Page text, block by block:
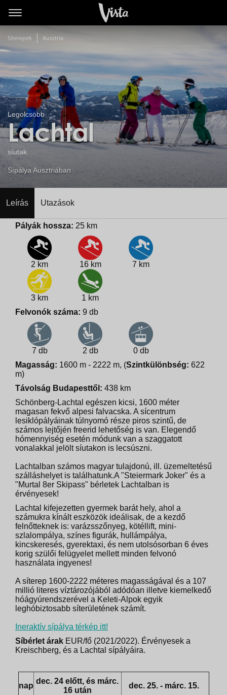
Síterepek Ausztria
Legolcsóbb
Lachtal
síutak
Sípálya Ausztriában
Leírás Utazások
Pályák hossza: 25 km
2 km 16 km 7 km
3 km
1 km
Felvonók száma: 9 db
7 db 2 db
0 db
Magasság: 1600 m - 2222 m, (Szintkülönbség: 622
m)
Távolság Budapesttől: 438 km
Schönberg-Lachtal egészen kicsi, 1600 méter
magasan fekvő alpesi falvacska. A sícentrum
lesiklópályáinak túlnyomó része piros szintű, de
számos lejtőjén freerid lehetőség is van. Elegendő
hómennyiség esetén módunk van a szaggatott
vonalakkal jelölt síutakon is lecsúszni.
Lachtalban számos magyar tulajdonú, ill. üzemeltetésű
szálláshelyet is találhatunk.A "Steiermark Joker" és a
"Murtal 8er Skipass" bérletek Lachtalban is
érvényesek!
Lachtal kifejezetten gyermek barát hely, ahol a
számukra kínált eszközök ideálisak, de a kezdő
felnőtteknek is: varázsszőnyeg, kötéllift, mini-
szlalompálya, színes figurák, hullámpálya,
kincskeresés, gyerektaxi, és nem utolsósorban 6 éves
korig szülői felügyelet mellett minden felvonó
használata ingyenes!
A síterep 1600-2222 méteres magasságával és a 107
millió literes víztározójából adódóan illetve kiemelkedő
hóágyúrendszerével a Keleti-Alpok egyik
leghóbiztosabb síterületének számít.
Ineraktív sípálya térkép itt!
Síbérlet árak EUR/fő (2021/2022). Érvényesek a
Kreischberg, és a Lachtal sípályáira.
nap
dec. 24 előtt, és márc.
16 után
dec. 25. - márc. 15.